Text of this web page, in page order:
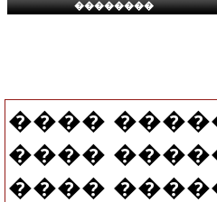
����
����
����